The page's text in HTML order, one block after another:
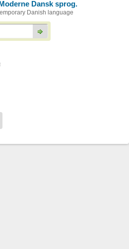
Dansk sprog.
Danish language